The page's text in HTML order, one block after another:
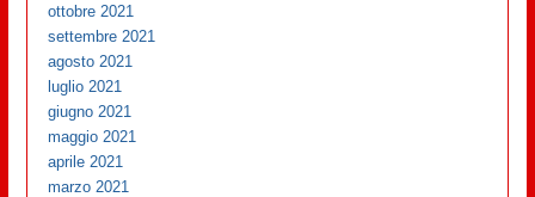
ottobre 2021
settembre 2021
agosto 2021
luglio 2021
giugno 2021
maggio 2021
aprile 2021
marzo 2021